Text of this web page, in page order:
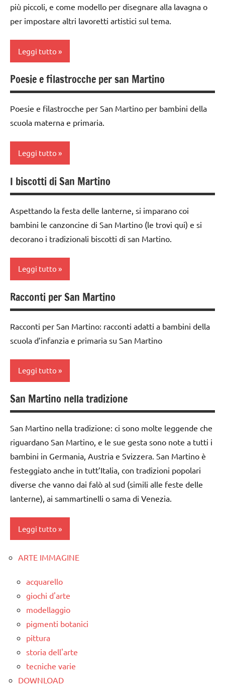
di
carta
didattico
Martino
ARGOMENTI
PER ETA'
TUTTI GLI
ARTICOLI
San
TUTTI GLI
ARGOMENTI
PER ETA'
TUTTI GLI
ARTICOLI
classe
3a
classe
4a
5a
FESTE
LAVORETTI
San
TUTTI GLI
ARGOMENTI
PER ETA'
TUTTI GLI
ARTICOLI
più piccoli, e come modello per disegnare alla lavagna o
per impostare altri lavoretti artistici sul tema.
Leggi tutto
da 0
a 3
anni
dai
6
dai
6
disegni
DOWNLOAD
DELL'ANNO
didattico
Martino
PER ETA'
ARTICOLI
Poesie e filastrocche per san Martino
Poesie e filastrocche per San Martino per bambini della
scuola materna e primaria.
Leggi tutto
Autunno
1a-5a
6
anni
DELL'ANNO
poesie /
poesie e
filastrocche
San
Martino
STAGIONI
ARGOMENTI
PER ETA'
ARTICOLI
I biscotti di San Martino
Aspettando la festa delle lanterne, si imparano coi
bambini le canzoncine di San Martino (le trovi qui) e si
decorano i tradizionali biscotti di san Martino.
Leggi tutto
Autunno
classe
cucinare
a 3
anni
dai
3 ai
6
anni
DOWNLOAD
DELL'ANNO
GUIDA
MONTESSORI
LAVORETTI
San
Martino
STAGIONI
TUTTI GLI
Racconti per San Martino
Racconti per San Martino: racconti adatti a bambini della
scuola d’infanzia e primaria su San Martino
Leggi tutto
Autunno
1a
classe
dai
3 ai
anni
racconti
San
Martino
STAGIONI
TUTTI GLI
ARGOMENTI
PER ETA'
San Martino nella tradizione
San Martino nella tradizione: ci sono molte leggende che
riguardano San Martino, e le sue gesta sono note a tutti i
bambini in Germania, Austria e Svizzera. San Martino è
festeggiato anche in tutt’Italia, con tradizioni popolari
diverse che vanno dai falò al sud (simili alle feste delle
lanterne), ai sammartinelli o sama di Venezia.
Leggi tutto
Autunno
classi
da 0
a 3
dai
3 ai
6
ARTE IMMAGINE
acquarello
giochi d'arte
modellaggio
pigmenti botanici
pittura
storia dell'arte
tecniche varie
DOWNLOAD